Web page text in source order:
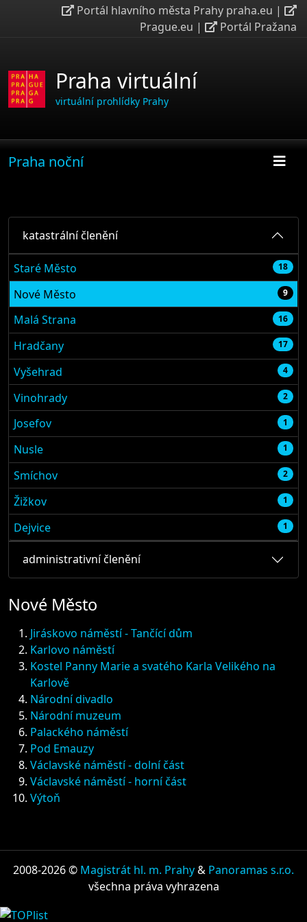
Portál hlavního města Prahy praha.eu |
Prague.eu | Portál Pražana
Praha virtuální
virtuální prohlídky Prahy
Praha noční
katastrální členění
Staré Město 18
Nové Město 9
Malá Strana 16
Hradčany 17
Vyšehrad 4
Vinohrady 2
Josefov 1
Nusle 1
Smíchov 2
Žižkov 1
Dejvice 1
administrativní členění
Nové Město
Jiráskovo náměstí - Tančící dům
Karlovo náměstí
Kostel Panny Marie a svatého Karla Velikého na
Karlově
Národní divadlo
Národní muzeum
Palackého náměstí
Pod Emauzy
Václavské náměstí - dolní část
Václavské náměstí - horní část
Výtoň
2008-2026 © Magistrát hl. m. Prahy& Panoramas s.r.o.
všechna práva vyhrazena